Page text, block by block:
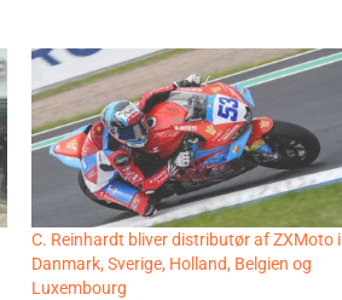
C. Reinhardt bliver distributør af ZXMoto i
Danmark, Sverige, Holland, Belgien og
Luxembourg